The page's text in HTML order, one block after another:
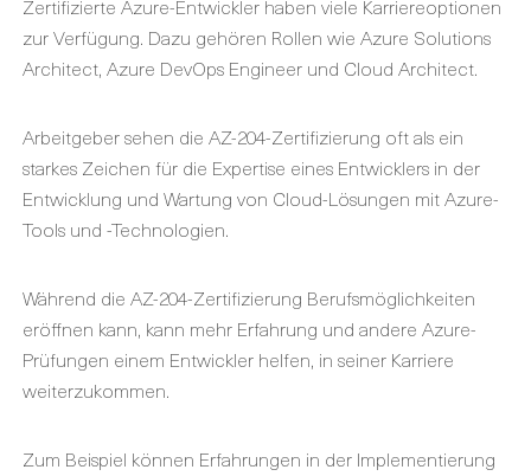
Zertifizierte Azure-Entwickler haben viele Karriereoptionen
zur Verfügung. Dazu gehören Rollen wie Azure Solutions
Architect, Azure DevOps Engineer und Cloud Architect.
Arbeitgeber sehen die AZ-204-Zertifizierung oft als ein
starkes Zeichen für die Expertise eines Entwicklers in der
Entwicklung und Wartung von Cloud-Lösungen mit Azure-
Tools und -Technologien.
Während die AZ-204-Zertifizierung Berufsmöglichkeiten
eröffnen kann, kann mehr Erfahrung und andere Azure-
Prüfungen einem Entwickler helfen, in seiner Karriere
weiterzukommen.
Zum Beispiel können Erfahrungen in der Implementierung